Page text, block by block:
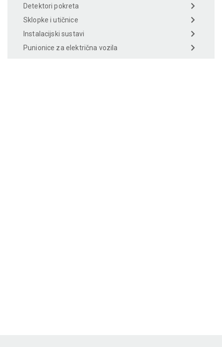
Detektori pokreta
Sklopke i utičnice
Instalacijski sustavi
Punionice za električna vozila